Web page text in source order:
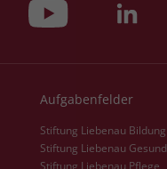
Aufgabenfelder
Stiftung Liebenau Bildung
Stiftung Liebenau
Stiftung Liebenau Pflege